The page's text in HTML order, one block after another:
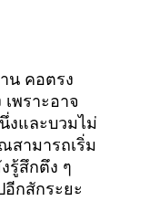
น คอตรง
พราะอาจ
งและบวมไม่
สามารถเริ่ม
รู้สึกตึง ๆ
กสักระยะ